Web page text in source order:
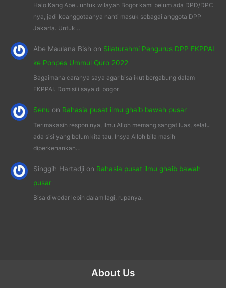
Halo Kang Abe.. untuk wilayah Bogor kami belum ada DPD/DPC
nya, jadi keanggotaanya nanti masuk sebagai anggota DPP
Jakarta. Untuk…
Abe Maulana Bish on Silaturahmi Pengurus DPP FKPPAI
ke Ponpes Ummul Quro 2022
Bagaimana caranya saya agar bisa ikut bergabung dalam
FKPPAI. Domisili saya di bogor.
Senu on Rahasia pusat ilmu ghaib bawah pusar
Terimakasih respon nya, Ilmu Alloh memang sangat luas, selalu
ada sisi yang belum kita tau, Insya Alloh bila masih
diperkenankan…
Singgih Hartadjion Rahasia pusat ilmu ghaib bawah
pusar
Bisa diwedar lebih dalam lagi, rupanya.
About Us